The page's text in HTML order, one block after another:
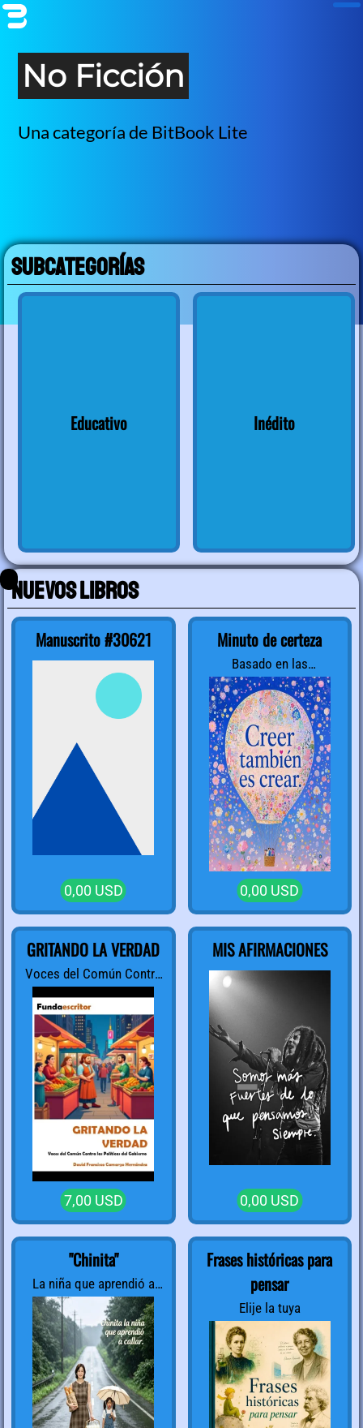
No Ficción
Una categoría de BitBook Lite
Subcategorías
Educativo Inédito
Nuevos libros
Manuscrito #30621
0,00 USD
Minuto de certeza
Basado en las
enseñanzas de Neville
Goddard
0,00 USD
GRITANDO LA VERDAD
Voces del Común Contra
las Políticas del Gobierno
7,00 USD
MIS AFIRMACIONES
0,00 USD
"Chinita"
La niña que aprendió a
callar.Por Elizabeth ✨
Frases históricas para
pensar
Elije la tuya